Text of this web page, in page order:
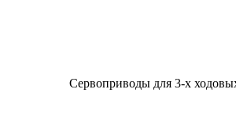
Сервоприводы для 3-х